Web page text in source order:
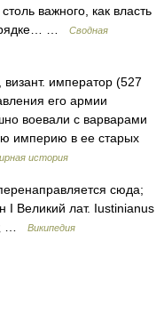
важного, как власть
…
Сводная
император (527
его армии
воевали с варварами
империю в ее старых
история
сюда;
I Великий лат. Iustinianus
…
Википедия